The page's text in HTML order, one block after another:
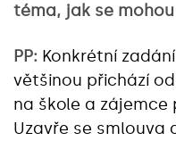
téma, jak se
PP: Konkrétní
většinou přichází
na škole a zájemce
Uzavře se smlouva